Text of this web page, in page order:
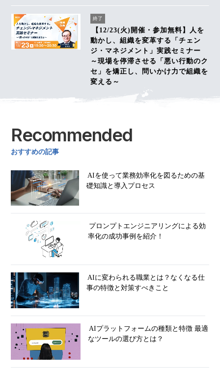
終了
【12/23(火)開催・参加無料】人を
動かし、組織を変革する「チェン
ジ・マネジメント」実践セミナー
～現場を停滞させる「悪い行動のク
セ」を矯正し、問いかけ力で組織を
変える～
Recommended
おすすめの記事
AIを使って業務効率化を図るための基
礎知識と導入プロセス
プロンプトエンジニアリングによる効
率化の成功事例を紹介！
AIに変わられる職業とは？なくなる仕
事の特徴と対策すべきこと
AIプラットフォームの種類と特徴 最適
なツールの選び方とは？